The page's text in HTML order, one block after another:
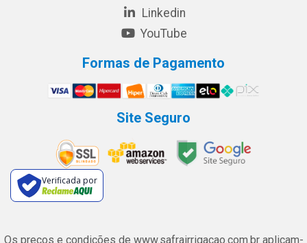
Linkedin
YouTube
Formas de Pagamento
Site Seguro
Verificada por
Os preços e condições de www.safrairrigacao.com.br aplicam-